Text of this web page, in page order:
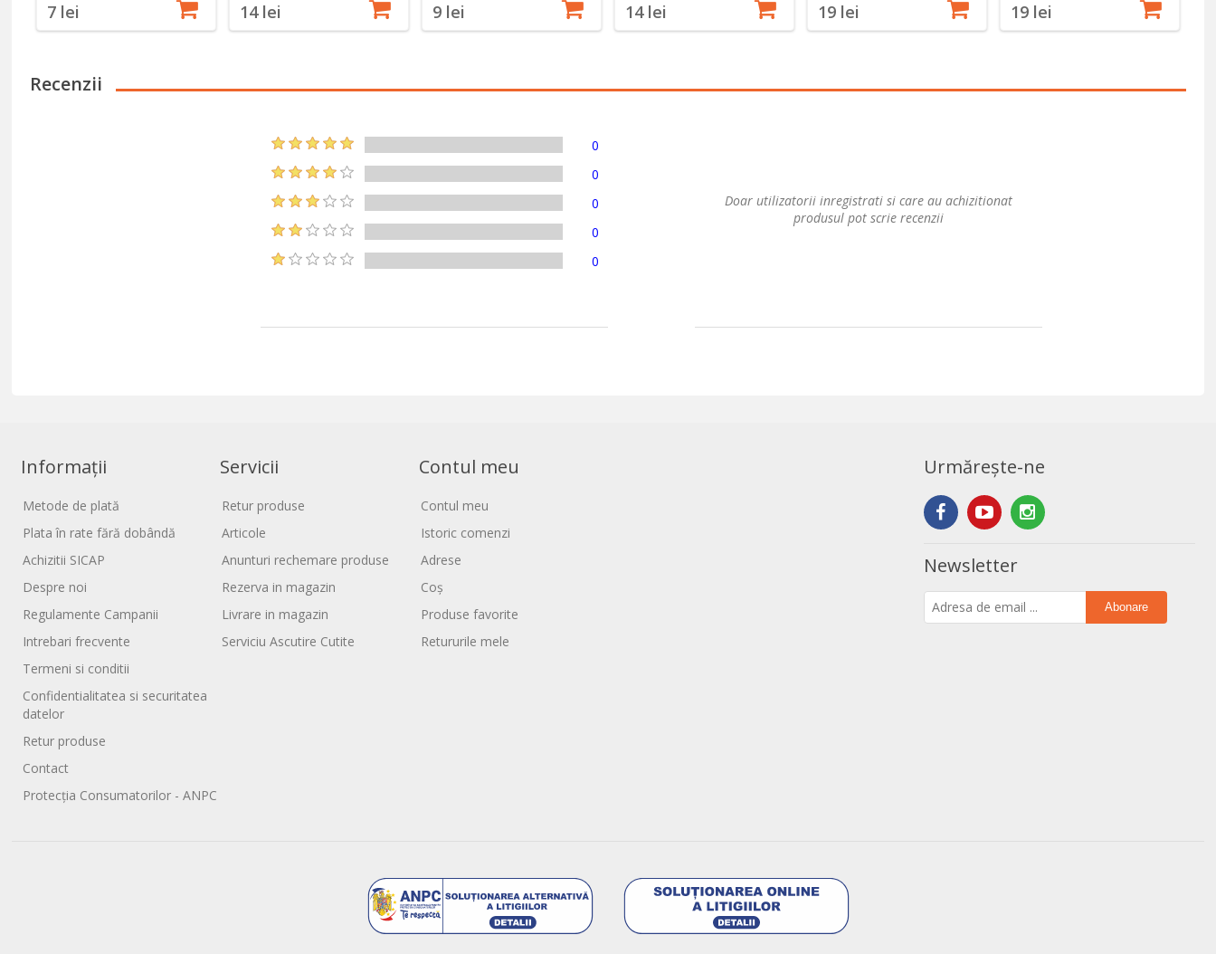
7 lei 14 lei 9 lei 14 lei 19 lei 19 lei
Recenzii
0
0
0
0
0
Doar utilizatorii inregistrati si care au achizitionat
produsul pot scrie recenzii
Informații
Metode de plată
Plata în rate fără dobândă
Achizitii SICAP
Despre noi
Regulamente Campanii
Intrebari frecvente
Termeni si conditii
Confidentialitatea si securitatea
datelor
Retur produse
Contact
Protecția Consumatorilor - ANPC
Servicii
Retur produse
Articole
Anunturi rechemare produse
Rezerva in magazin
Livrare in magazin
Serviciu Ascutire Cutite
Contul meu
Contul meu
Istoric comenzi
Adrese
Coș
Produse favorite
Retururile mele
Urmărește-ne
Newsletter
Abonare